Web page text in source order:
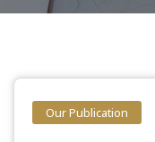
Our Publication